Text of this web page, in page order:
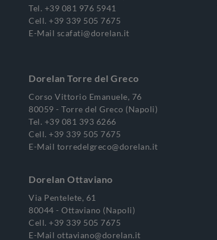
Tel. +39 081 976 5941
Cell. +39 339 505 7675
E-Mail scafati@dorelan.it
Dorelan Torre del Greco
Corso Vittorio Emanuele, 76
80059 - Torre del Greco (Napoli)
Tel. +39 081 393 6266
Cell. +39 339 505 7675
E-Mail torredelgreco@dorelan.it
Dorelan Ottaviano
Via Pentelete, 61
80044 - Ottaviano (Napoli)
Cell. +39 339 505 7675
E-Mail ottaviano@dorelan.it